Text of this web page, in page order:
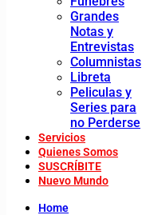
Grandes
Notas y
Entrevistas
Columnistas
Libreta
Peliculas y
Series para
no Perderse
Servicios
Quienes Somos
SUSCRÍBITE
Nuevo Mundo
Home